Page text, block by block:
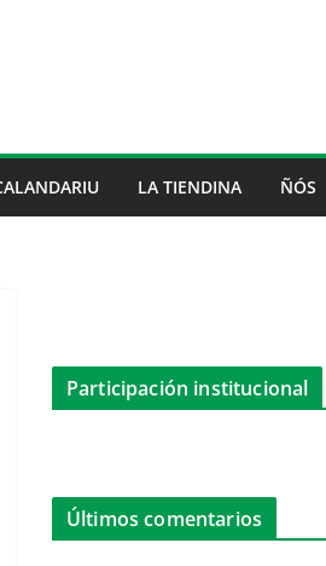
LA TIENDINA ÑÓS
Participación institucional
Últimos comentarios